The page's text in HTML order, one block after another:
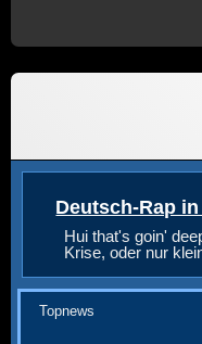
Deutsch-Rap
Hui that's goin'
Krise, oder nur
Topnews